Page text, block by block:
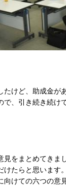
たけど、助成金が
で、引き続き続け
見をまとめてきま
たらと思います。
向けての六つの意